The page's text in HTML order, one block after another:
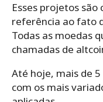
Esses projetos
referência ao fato
Todas as moedas
chamadas de
Até hoje, mais de
com os mais